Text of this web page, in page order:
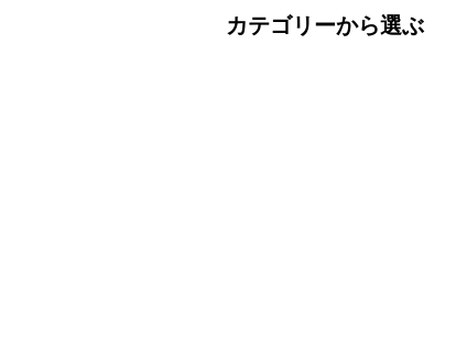
カテゴリーから選ぶ